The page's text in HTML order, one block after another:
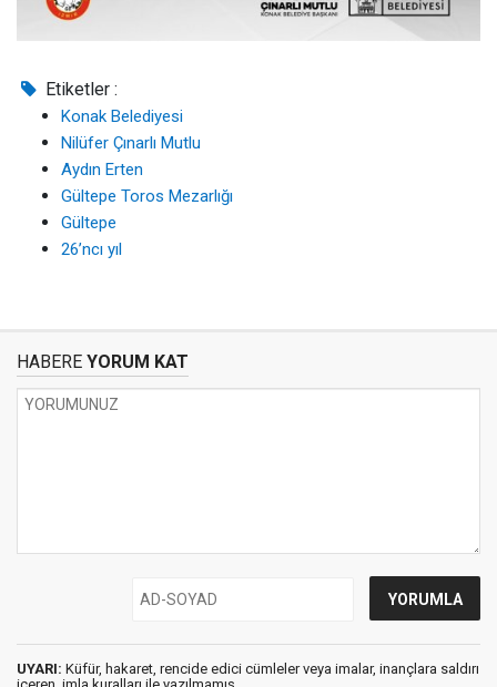
Etiketler :
Konak Belediyesi
Nilüfer Çınarlı Mutlu
Aydın Erten
Gültepe Toros Mezarlığı
Gültepe
26’ncı yıl
HABERE YORUM KAT
UYARI: Küfür, hakaret, rencide edici cümleler veya imalar, inançlara saldırı